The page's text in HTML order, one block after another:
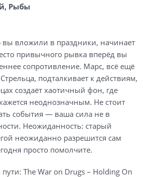
Рыбы
вы вложили в праздники, начинает
привычного рывка вперёд вы
сопротивление. Марс, всё ещё
подталкивает к действиям,
создаёт хаотичный фон, где
неоднозначным. Не стоит
события — ваша сила не в
Неожиданность: старый
неожиданно разрешится сам
просто помолчите.
The War on Drugs – Holding On